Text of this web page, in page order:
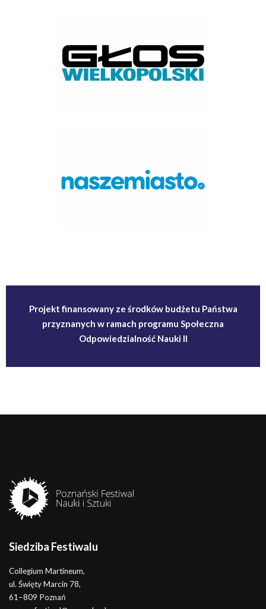
Projekt finansowany ze środków budżetu Państwa
przyznanych w ramach programu Społeczna
Odpowiedzialność Nauki II
Projekt finansowany ze środków budżetu Państwa
przyznanych w ramach programu Społeczna
Odpowiedzialność Nauki II
Siedziba Festiwalu
Collegium Martineum,
ul. Święty Marcin 78,
61–809 Poznań